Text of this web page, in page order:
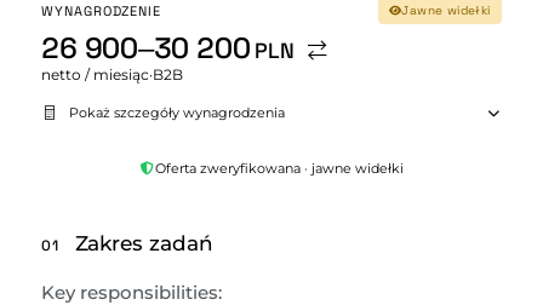
WYNAGRODZENIE Jawne widełki
26 900–30 200 PLN
netto / miesiąc·B2B
Pokaż szczegóły wynagrodzenia
Oferta zweryfikowana · jawne widełki
01 Zakres zadań
Key responsibilities: